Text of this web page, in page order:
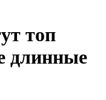
топ
длинные